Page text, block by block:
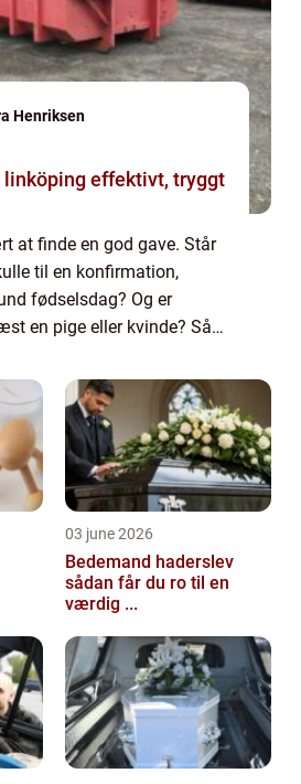
Henriksen
effektivt, tryggt
at finde en god gave. Står
til en konfirmation,
fødselsdag? Og er
en pige eller kvinde? Så
øreringe. Så det e...
03 june 2026
Bedemand haderslev
sådan får du ro til en
værdig ...